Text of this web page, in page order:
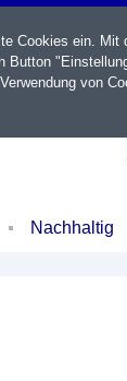
Nachhaltig
Cookies ein. Mit
Button
von